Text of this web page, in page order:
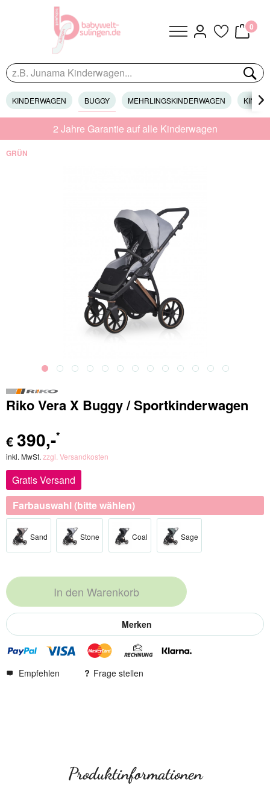
0
KINDERWAGEN BUGGY MEHRLINGSKINDERWAGEN 
2 Jahre Garantie auf alle Kinderwagen
GRÜN
Riko Vera X Buggy / Sportkinderwagen
€ 390,-*
inkl. MwSt. zzgl. Versandkosten
Gratis Versand
Farbauswahl (bitte wählen)
Sand Stone Coal Sage
In den Warenkorb
Merken
Empfehlen Frage stellen
Produktinformationen